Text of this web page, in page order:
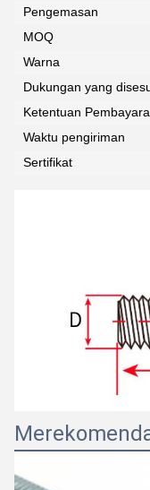
Pengemasan
MOQ
Warna
Dukungan yang
Ketentuan
Waktu pengiriman
Sertifikat